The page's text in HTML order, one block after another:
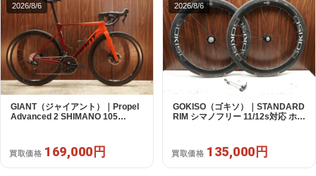
2026/8/6
GIANT（ジャイアント）｜Propel
Advanced 2 SHIMANO 105
買取価格 169,000円
2026/8/6
GOKISO（ゴキソ）｜STANDARD
RIM シマノフリー 11/12s対応 ホイ
買取価格 135,000円